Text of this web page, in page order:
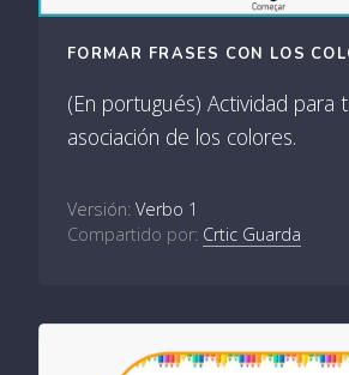
FORMAR FRASES CON LOS
(En portugués) Actividad para
asociación de los colores.
Versión: Verbo 1
Compartido por: Crtic Guarda